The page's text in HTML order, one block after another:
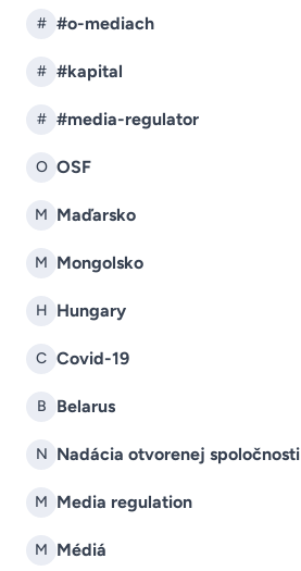
# #o-mediach
# #kapital
# #media-regulator
O OSF
M Maďarsko
M Mongolsko
H Hungary
C Covid-19
B Belarus
N Nadácia otvorenej spoločnosti
M Media regulation
M Médiá